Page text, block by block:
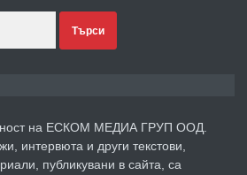
преди 5 дни
Търси
на ЕСКОМ МЕДИА ГРУП ООД.
интервюта и други текстови,
публикувани в сайта, са